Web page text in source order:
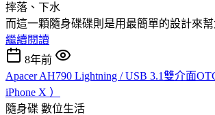
摔落、下水
而這一顆隨身碟碟則是用最簡單的設計來
繼續閱讀
8年前
Apacer AH790 Lightning / USB 3.1雙介面
iPhone X ）
隨身碟 數位生活